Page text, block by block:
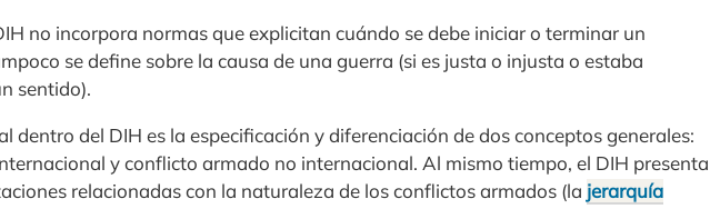
no incorpora normas que explicitan cuándo se debe iniciar o terminar un
se define sobre la causa de una guerra (si es justa o injusta o estaba
sentido).
dentro del DIH es la especificación y diferenciación de dos conceptos generales:
y conflicto armado no internacional. Al mismo tiempo, el DIH presenta
relacionadas con la naturaleza de los conflictos armados (la jerarquía